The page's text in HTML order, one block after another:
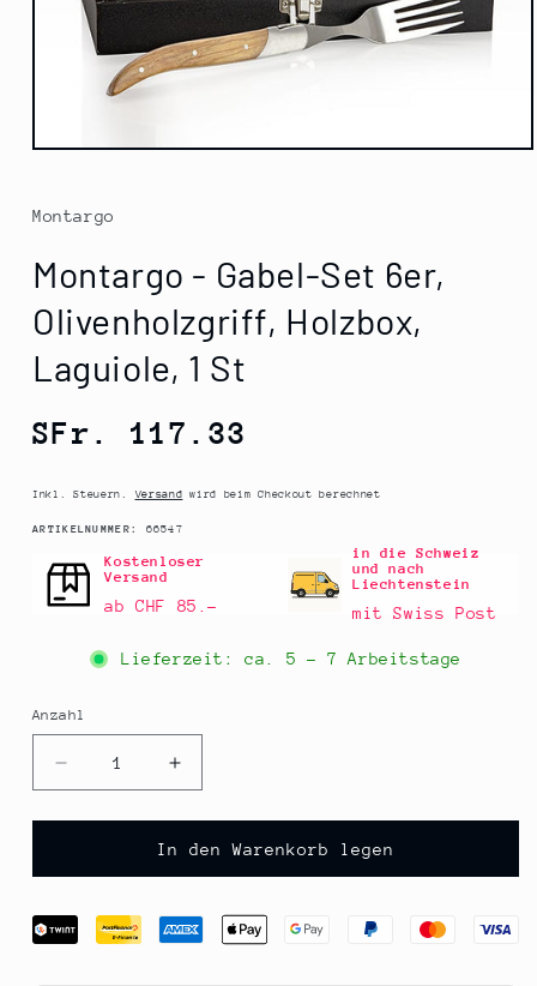
Medien
Modal
öffnen
Montargo
Montargo - Gabel-Set 6er,
Olivenholzgriff, Holzbox,
Laguiole, 1 St
Normaler
SFr. 117.33
Inkl. Steuern.Versand wird beim Checkout berechnet
ARTIKELNUMMER: SKU:
66547
Kostenloser
Versand
ab CHF 85.–
in die Schweiz
und nach
Liechtenstein
mit Swiss Post
Lieferzeit: ca. 5 - 7 Arbeitstage
Anzahl
Anzahl
Verringere
die
Menge
Montargo
Gabel-
Set
Erhöhe
die
Menge
für
Montargo
Gabel-
Set
In den Warenkorb legen